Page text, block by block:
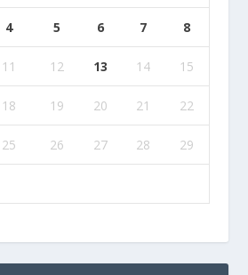
4 5 6 7 8
11 12 13 14 15
18 19 20 21 22
25 26 27 28 29